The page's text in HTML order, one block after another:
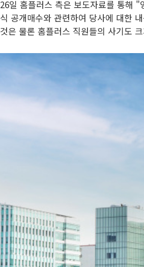
26일 홈플러스 측은 보도자료를 통해
식 공개매수와 관련하여 당사에 대한
것은 물론 홈플러스 직원들의 사기도